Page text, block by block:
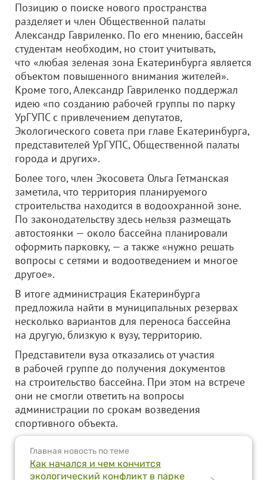
Позицию о поиске нового пространства
разделяет и член Общественной палаты
Александр Гавриленко. По его мнению, бассейн
студентам необходим, но стоит учитывать,
что «любая зеленая зона Екатеринбурга является
объектом повышенного внимания жителей».
Кроме того, Александр Гавриленко поддержал
идею «по созданию рабочей группы по парку
УрГУПС с привлечением депутатов,
Экологического совета при главе Екатеринбурга,
представителей УрГУПС, Общественной палаты
города и других».
Более того, член Экосовета Ольга Гетманская
заметила, что территория планируемого
строительства находится в водоохранной зоне.
По законодательству здесь нельзя размещать
автостоянки — около бассейна планировали
оформить парковку, — а также «нужно решать
вопросы с сетями и водоотведением и многое
другое».
В итоге администрация Екатеринбурга
предложила найти в муниципальных резервах
несколько вариантов для переноса бассейна
на другую, близкую к вузу, территорию.
Представители вуза отказались от участия
в рабочей группе до получения документов
на строительство бассейна. При этом на встрече
они не смогли ответить на вопросы
администрации по срокам возведения
спортивного объекта.
Главная новость по теме
Как начался и чем кончится
экологический конфликт в парке